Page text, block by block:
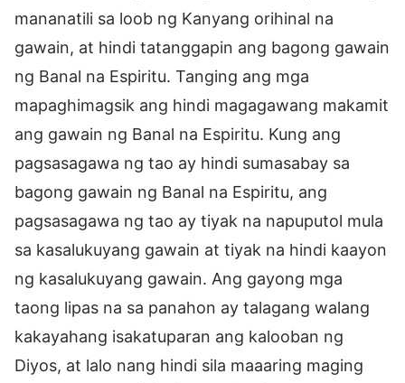
mananatili sa loob ng Kanyang orihinal na
gawain, at hindi tatanggapin ang bagong gawain
ng Banal na Espiritu. Tanging ang mga
mapaghimagsik ang hindi magagawang makamit
ang gawain ng Banal na Espiritu. Kung ang
pagsasagawa ng tao ay hindi sumasabay sa
bagong gawain ng Banal na Espiritu, ang
pagsasagawa ng tao ay tiyak na napuputol mula
sa kasalukuyang gawain at tiyak na hindi kaayon
ng kasalukuyang gawain. Ang gayong mga
taong lipas na sa panahon ay talagang walang
kakayahang isakatuparan ang kalooban ng
Diyos, at lalo nang hindi sila maaaring maging